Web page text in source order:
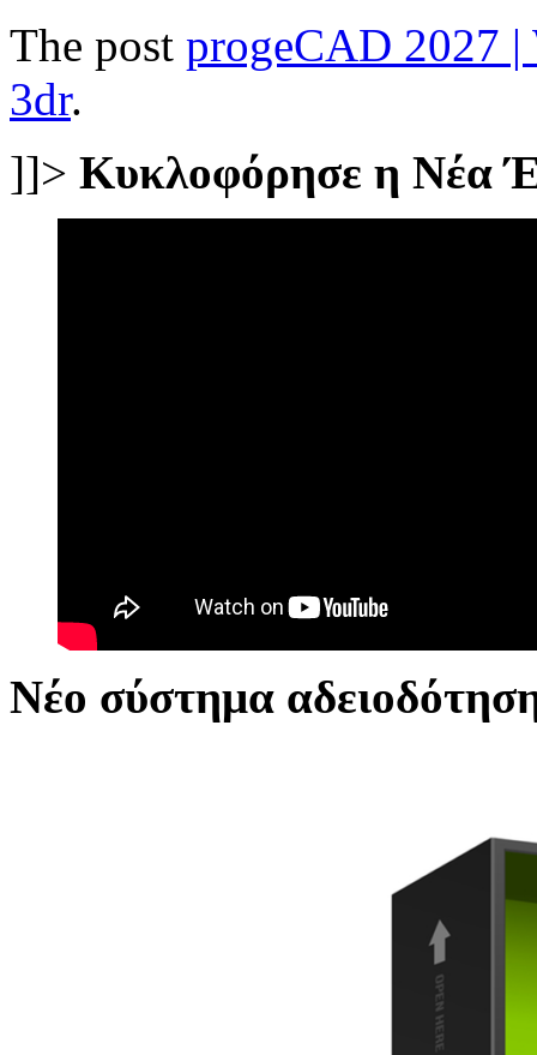
The post progeCAD 2027 |
3dr.
]]> Κυκλοφόρησε η Νέα
Νέο σύστημα